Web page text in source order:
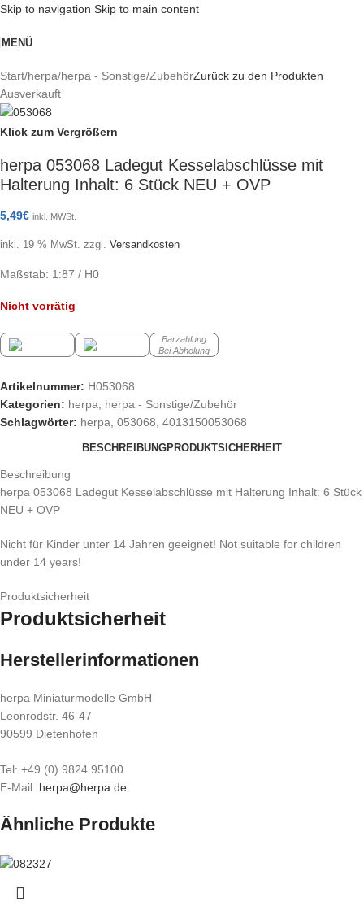
Skip to navigation Skip to main content
MENÜ
Start/herpa/herpa - Sonstige/ZubehörZurück zu den Produkten
Ausverkauft
Klick zum Vergrößern
herpa 053068 Ladegut Kesselabschlüsse mit
Halterung Inhalt: 6 Stück NEU + OVP
5,49€ inkl. MWSt.
inkl. 19 % MwSt. zzgl. Versandkosten
Maßstab: 1:87 / H0
Nicht vorrätig
Barzahlung
Bei Abholung
Artikelnummer: H053068
Kategorien: herpa, herpa - Sonstige/Zubehör
Schlagwörter: herpa, 053068, 4013150053068
BESCHREIBUNGPRODUKTSICHERHEIT
Beschreibung
herpa 053068 Ladegut Kesselabschlüsse mit Halterung Inhalt: 6 Stück
NEU + OVP
Nicht für Kinder unter 14 Jahren geeignet! Not suitable for children
under 14 years!
Produktsicherheit
Produktsicherheit
Herstellerinformationen
herpa Miniaturmodelle GmbH
Leonrodstr. 46-47
90599 Dietenhofen
Tel: +49 (0) 9824 95100
E-Mail: herpa@herpa.de
Ähnliche Produkte